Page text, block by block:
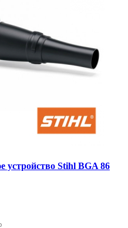
устройство Stihl BGA 86